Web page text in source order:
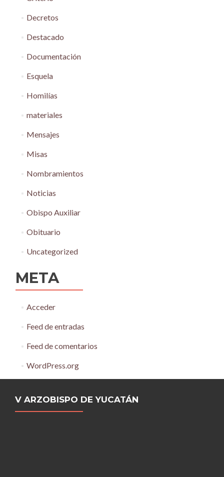
Decretos
Destacado
Documentación
Esquela
Homilías
materiales
Mensajes
Misas
Nombramientos
Noticias
Obispo Auxiliar
Obituario
Uncategorized
META
Acceder
Feed de entradas
Feed de comentarios
WordPress.org
V ARZOBISPO DE YUCATÁN